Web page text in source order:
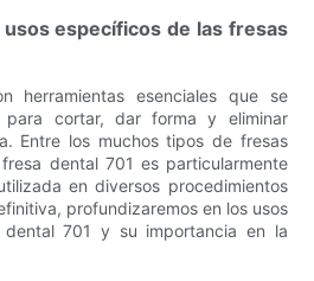
específicos de las fresas
herramientas esenciales que se
para cortar, dar forma y eliminar
Entre los muchos tipos de fresas
dental 701 es particularmente
en diversos procedimientos
profundizaremos en los usos
701 y su importancia en la